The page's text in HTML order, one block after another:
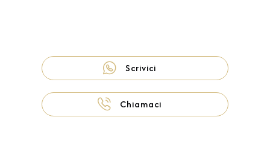
Scrivici
Chiamaci